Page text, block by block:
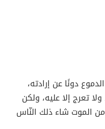
دونًا عن إرادته،
تعرج إلا عليه، ولكن
الموت شاء ذلك النّاس